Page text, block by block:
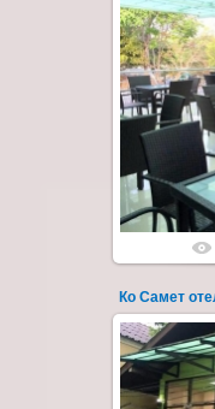
Экскурсия
ночевкой в